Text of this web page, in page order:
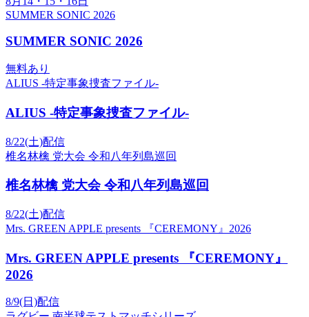
SUMMER SONIC 2026
SUMMER SONIC 2026
無料あり
ALIUS -特定事象捜査ファイル-
ALIUS -特定事象捜査ファイル-
8/22(土)配信
椎名林檎 党大会 令和八年列島巡回
椎名林檎 党大会 令和八年列島巡回
8/22(土)配信
Mrs. GREEN APPLE presents 『CEREMONY』2026
Mrs. GREEN APPLE presents 『CEREMONY』
2026
8/9(日)配信